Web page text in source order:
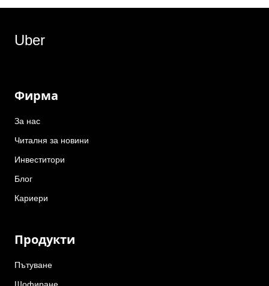
Uber
Фирма
За нас
Читалня за новини
Инвеститори
Блог
Кариери
Продукти
Пътуване
Шофиране